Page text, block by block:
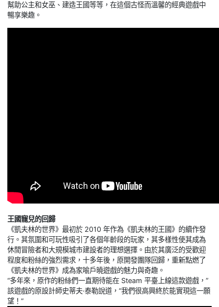
幫助公主和女巫、建造王國等等，在這個古怪而溫馨的經典遊戲中
暢享樂趣。
王國寵兒的回歸
《凱夫林的世界》最初於 2010 年作為《凱夫林的王國》的續作發
行。其氛圍和可玩性吸引了各個年齡段的玩家，其多樣性使其成為
休閒冒險者和大規模城市建設者的理想選擇。由於其廣泛的受歡迎
程度和粉絲的強烈需求，十多年後，原開發團隊回歸，重新點燃了
《凱夫林的世界》成為家喻戶曉遊戲的魅力與奇趣。
“多年來，原作的粉絲們一直期待能在 Steam 平臺上線這款遊戲，”
該遊戲的原設計師史蒂夫·泰勒說道，“我們很高興終於能實現這一願
望！”